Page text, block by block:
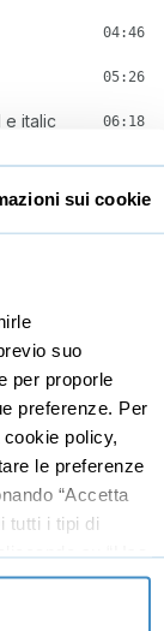
sui cookie
suo
per proporle
preferenze. Per
policy,
le preferenze
“Accetta
tutti i tipi di
su “Usa
soli cookie
del sito.
04:46
05:26
e italic 06:18
06:23
04:02
04:43
dei link